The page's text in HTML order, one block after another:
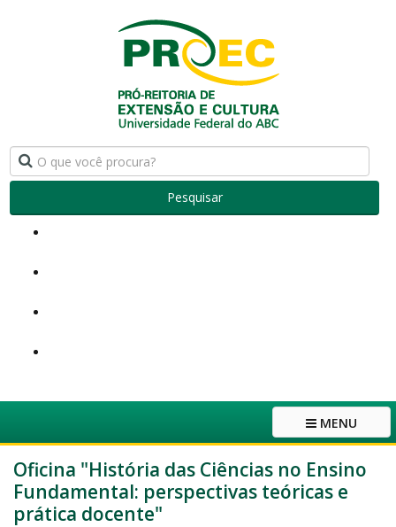
Pesquisar
MENU
Oficina "História das Ciências no Ensino
Fundamental: perspectivas teóricas e
prática docente"